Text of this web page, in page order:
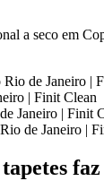
a seco em
de Janeiro |
| Finit Clean
Janeiro | Finit
de Janeiro |